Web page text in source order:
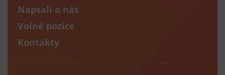
Napsali o nás
Volné pozice
Kontakty